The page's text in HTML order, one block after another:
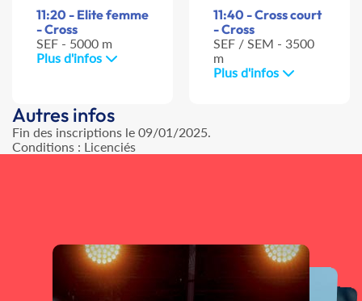
11:20 - Elite femme
- Cross
SEF - 5000 m
Plus d'infos
11:40 - Cross court
- Cross
SEF / SEM - 3500
m
Plus d'infos
Autres infos
Fin des inscriptions le 09/01/2025.
Conditions : Licenciés